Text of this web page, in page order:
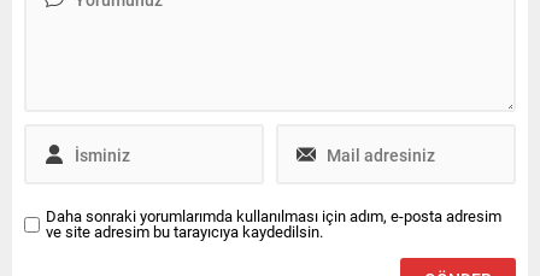
Daha sonraki yorumlarımda kullanılması için adım, e-posta adresim
ve site adresim bu tarayıcıya kaydedilsin.